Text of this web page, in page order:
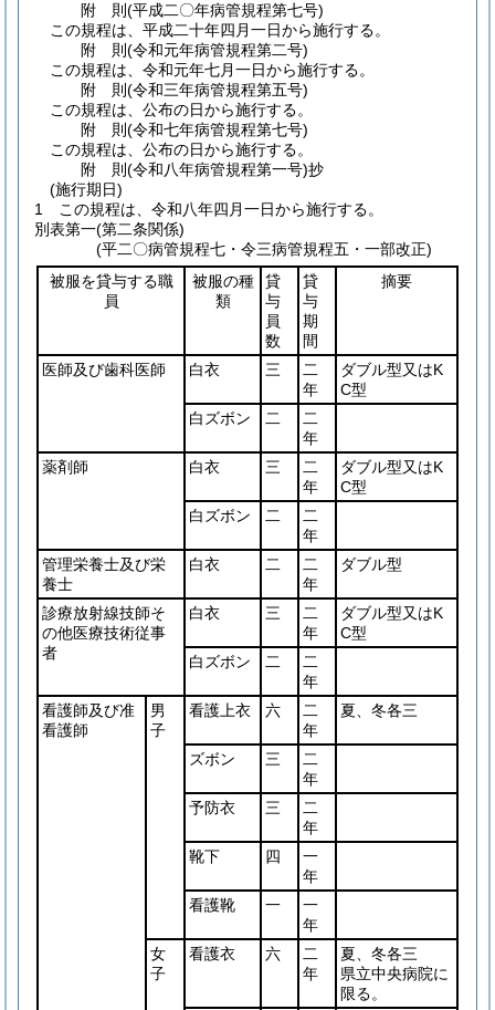
附 則(平成二〇年病管規程第七号)
この規程は、平成二十年四月一日から施行する。
附 則(令和元年病管規程第二号)
この規程は、令和元年七月一日から施行する。
附 則(令和三年病管規程第五号)
この規程は、公布の日から施行する。
附 則(令和七年病管規程第七号)
この規程は、公布の日から施行する。
附 則(令和八年病管規程第一号)抄
(施行期日)
1
この規程は、令和八年四月一日から施行する。
別表第一(第二条関係)
(平二〇病管規程七・令三病管規程五・一部改正)
被服を貸与する職
員
被服の種
類
貸
与
員
数
貸
与
期
間
摘要
医師及び歯科医師 白衣 三
二
年
ダブル型又はK
C型
白ズボン
二
二
年
薬剤師
白衣 三
二
年
ダブル型又はK
C型
白ズボン
二
二
年
管理栄養士及び栄
養士
白衣 二
二
年
ダブル型
診療放射線技師そ
の他医療技術従事
者
白衣 三
二
年
ダブル型又はK
C型
白ズボン
二
二
年
看護師及び准
看護師
男
子
看護上衣 六
二
年
夏、冬各三
ズボン 三
二
年
予防衣
三
二
年
靴下
四
一
年
看護靴
一
一
年
女
子
看護衣 六
二
年
夏、冬各三
県立中央病院に
限る。